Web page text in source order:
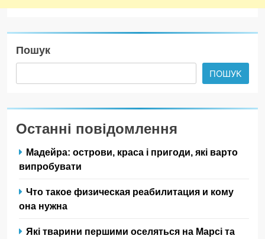
Пошук
ПОШУК
Останні повідомлення
Мадейра: острови, краса і пригоди, які варто
випробувати
Что такое физическая реабилитация и кому
она нужна
Які тварини першими оселяться на Марсі та